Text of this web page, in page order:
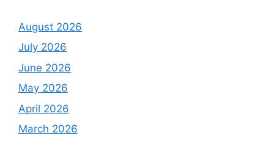
August 2026
July 2026
June 2026
May 2026
April 2026
March 2026